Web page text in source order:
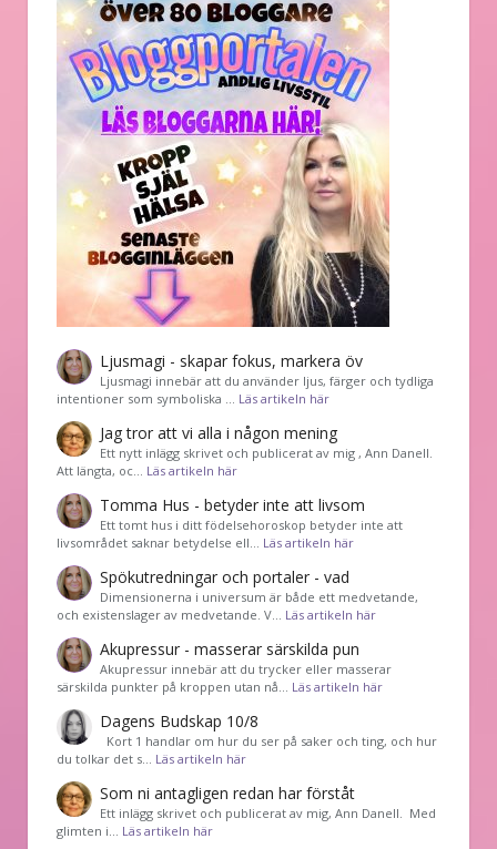
Ljusmagi - skapar fokus, markera öv
Ljusmagi innebär att du använder ljus, färger och tydliga
intentioner som symboliska … Läs artikeln här
Jag tror att vi alla i någon mening
Ett nytt inlägg skrivet och publicerat av mig , Ann Danell.
Att längta, oc… Läs artikeln här
Tomma Hus - betyder inte att livsom
Ett tomt hus i ditt födelsehoroskop betyder inte att
livsområdet saknar betydelse ell… Läs artikeln här
Spökutredningar och portaler - vad
Dimensionerna i universum är både ett medvetande,
och existenslager av medvetande. V… Läs artikeln här
Akupressur - masserar särskilda pun
Akupressur innebär att du trycker eller masserar
särskilda punkter på kroppen utan nå… Läs artikeln här
Dagens Budskap 10/8
Kort 1 handlar om hur du ser på saker och ting, och hur
du tolkar det s… Läs artikeln här
Som ni antagligen redan har förståt
Ett inlägg skrivet och publicerat av mig, Ann Danell. Med
glimten i… Läs artikeln här